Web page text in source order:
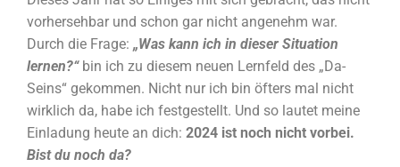
vorhersehbar und schon gar nicht angenehm war.
Durch die Frage: „Was kann ich in dieser Situation
lernen?“bin ich zu diesem neuen Lernfeld des „Da-
Seins“ gekommen. Nicht nur ich bin öfters mal nicht
wirklich da, habe ich festgestellt. Und so lautet meine
Einladung heute an dich: 2024 ist noch nicht vorbei.
Bist du noch da?